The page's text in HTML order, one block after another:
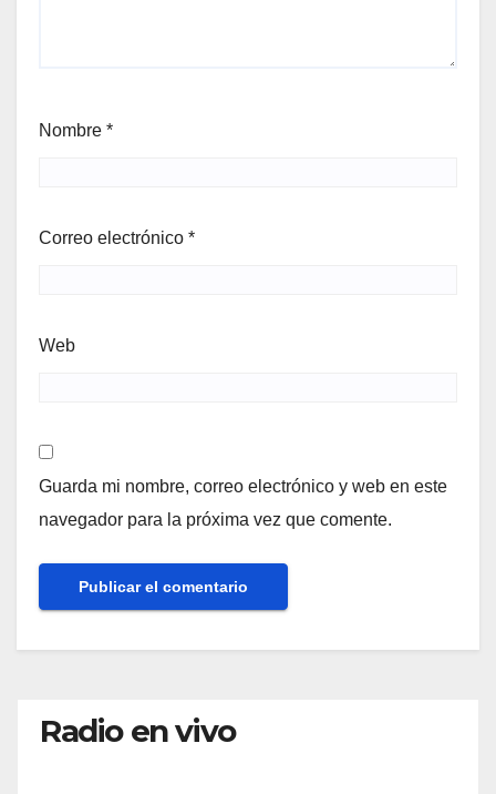
Nombre *
Correo electrónico *
Web
Guarda mi nombre, correo electrónico y web en este
navegador para la próxima vez que comente.
Radio en vivo